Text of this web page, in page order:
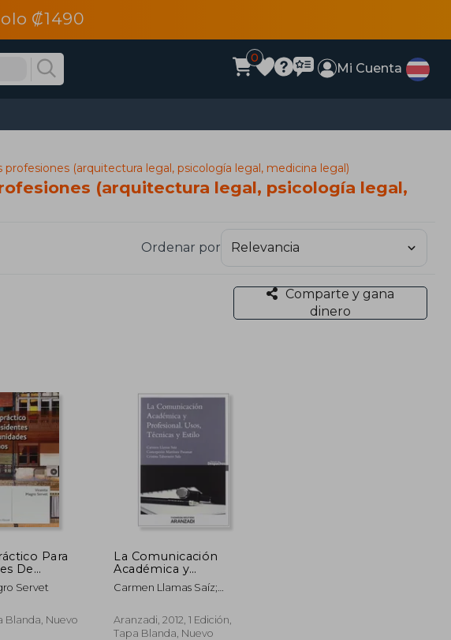
₡1490
0
Mi Cuenta
profesiones (arquitectura legal, psicología legal, medicina legal)
(arquitectura legal, psicología legal,
Ordenar por
Comparte y gana
dinero
Para
De
De
Servet
Blanda, Nuevo
La Comunicación
Académica y
Profesional. Usos,
Técnicas y Estilo
Despachos)
Carmen Llamas Saíz;
Pasamar; Cristina
Tabernero Sala
Aranzadi, 2012, 1 Edición,
Tapa Blanda, Nuevo